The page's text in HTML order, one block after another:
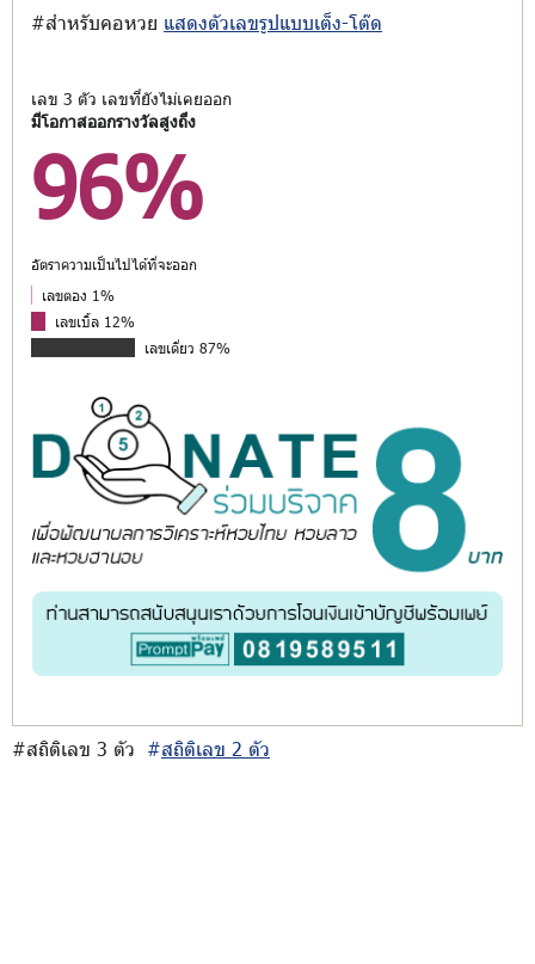
#สำหรับคอหวย แสดงตัวเลขรูปแบบเต็ง-โต๊ด
เลข 3 ตัว เลขที่ยังไม่เคยออก
มีโอกาสออกรางวัลสูงถึง
96%
อัตราความเป็นไปได้ที่จะออก
เลขตอง 1%
เลขเบิ้ล 12%
เลขเดี่ยว 87%
#สถิติเลข 3 ตัว #สถิติเลข 2 ตัว